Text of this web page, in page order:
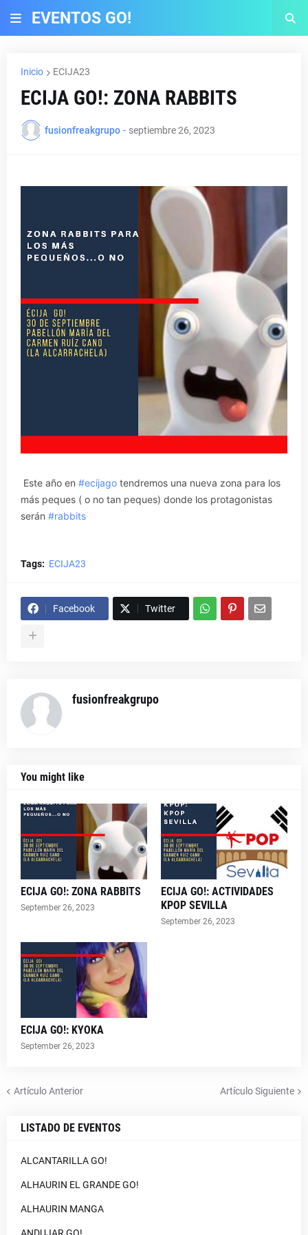
EVENTOS GO!
Inicio ECIJA23
ECIJA GO!: ZONA RABBITS
fusionfreakgrupo - septiembre 26, 2023
Este año en #ecijago tendremos una nueva zona para los
más peques ( o no tan peques) donde los protagonistas
serán #rabbits
Tags: ECIJA23
Facebook Twitter
fusionfreakgrupo
You might like
ECIJA GO!: ZONA RABBITS
September 26, 2023
ECIJA GO!: ACTIVIDADES
KPOP SEVILLA
September 26, 2023
ECIJA GO!: KYOKA
September 26, 2023
Artículo Anterior Artículo Siguiente
LISTADO DE EVENTOS
ALCANTARILLA GO!
ALHAURIN EL GRANDE GO!
ALHAURIN MANGA